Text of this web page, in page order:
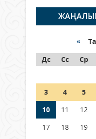
06 тамыз 2026 ж.
граждане
05 тамыз 2026 ж.
Шетелде
азаматтары
05 тамыз 2026 ж.
«
Дс
Сс Ср
3
4 5
10
11 12
17
18 19